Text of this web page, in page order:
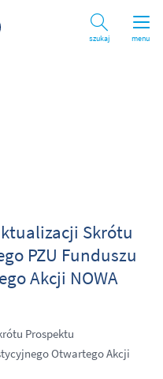
menu
Szukaj
Skrótu
PZU Funduszu
Akcji NOWA
Prospektu
Otwartego Akcji